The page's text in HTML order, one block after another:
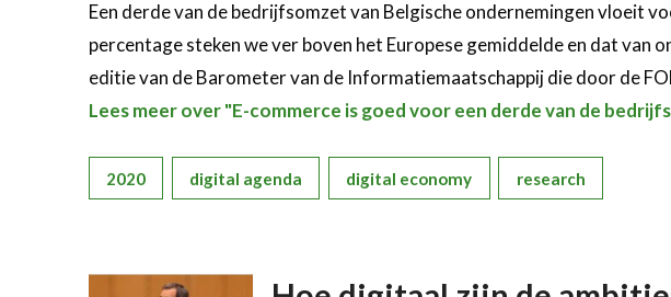
Een derde van de bedrijfsomzet van Belgische ondernemingen vloeit
percentage steken we ver boven het Europese gemiddelde en dat van
editie van de Barometer van de Informatiemaatschappij die door de
Lees meer over "E-commerce is goed voor een derde van de
2020 digital agenda digital economy research